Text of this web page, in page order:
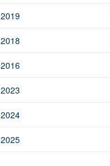
2019
2018
2016
2023
2024
2025